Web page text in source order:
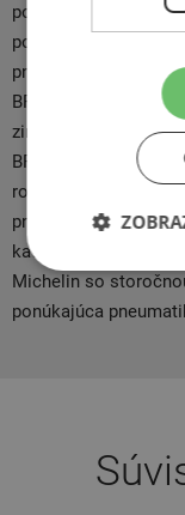
pod seba pripojila
podnik kúpil koncern
pneu pre 4x4, v
BFGoodrich zahŕňa
zimné celoročné a
BFGoodrich ponúka
ročné obdobia,
pneumatiky pre
kategórie Rally a
Michelin so
ponúkajúca